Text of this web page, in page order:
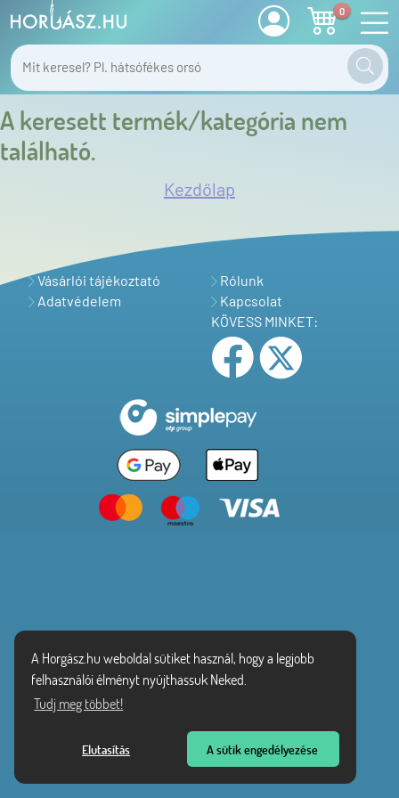
A Horgász.hu weboldal sütiket használ, hogy a legjobb
felhasználói élményt nyújthassuk Neked.
Tudj meg többet!
Elutasítás A sütik engedélyezése
0
A keresett termék/kategória nem
található.
Kezdőlap
Vásárlói tájékoztató
Adatvédelem
Rólunk
Kapcsolat
KÖVESS MINKET: